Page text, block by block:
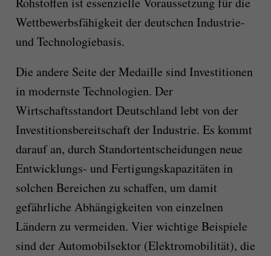
Wettbewerbsfähigkeit der deutschen Industrie-
und Technologiebasis.
Die andere Seite der Medaille sind Investitionen
in modernste Technologien. Der
Wirtschaftsstandort Deutschland lebt von der
Investitionsbereitschaft der Industrie. Es kommt
darauf an, durch Standortentscheidungen neue
Entwicklungs- und Fertigungskapazitäten in
solchen Bereichen zu schaffen, um damit
gefährliche Abhängigkeiten von einzelnen
Ländern zu vermeiden. Vier wichtige Beispiele
sind der Automobilsektor (Elektromobilität), die